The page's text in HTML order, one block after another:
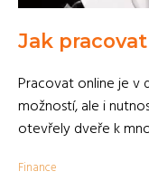
Jak
Pracovat online je v
možností, ale i
otevřely dveře k
Finance